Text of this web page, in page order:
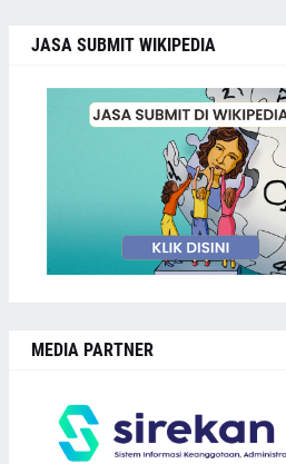
JASA SUBMIT WIKIPEDIA
MEDIA PARTNER